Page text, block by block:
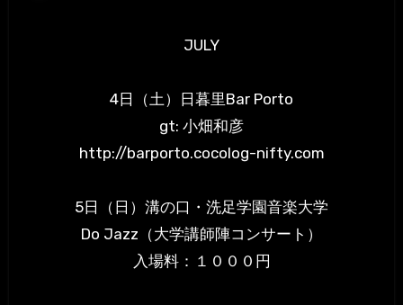
JULY
4日（土）日暮里Bar Porto
gt: 小畑和彦
http://barporto.cocolog-nifty.com
5日（日）溝の口・洗足学園音楽大学
Do Jazz（大学講師陣コンサート）
入場料：１０００円